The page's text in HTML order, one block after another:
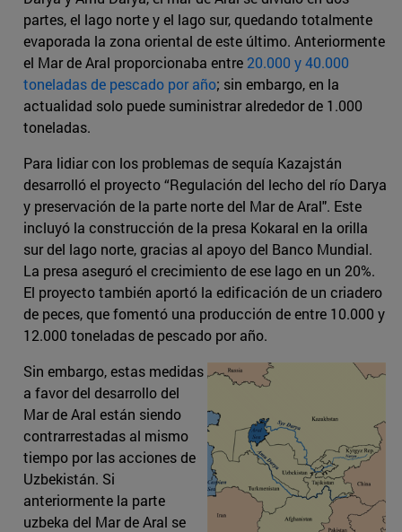
partes, el lago norte y el lago sur, quedando totalmente
evaporada la zona oriental de este último. Anteriormente
el Mar de Aral proporcionaba entre 20.000 y 40.000
toneladas de pescado por año; sin embargo, en la
actualidad solo puede suministrar alrededor de 1.000
toneladas.
Para lidiar con los problemas de sequía Kazajstán
desarrolló el proyecto “Regulación del lecho del río Darya
y preservación de la parte norte del Mar de Aral". Este
incluyó la construcción de la presa Kokaral en la orilla
sur del lago norte, gracias al apoyo del Banco Mundial.
La presa aseguró el crecimiento de ese lago en un 20%.
El proyecto también aportó la edificación de un criadero
de peces, que fomentó una producción de entre 10.000 y
12.000 toneladas de pescado por año.
Sin embargo, estas medidas
a favor del desarrollo del
Mar de Aral están siendo
contrarrestadas al mismo
tiempo por las acciones de
Uzbekistán. Si
anteriormente la parte
uzbeka del Mar de Aral se